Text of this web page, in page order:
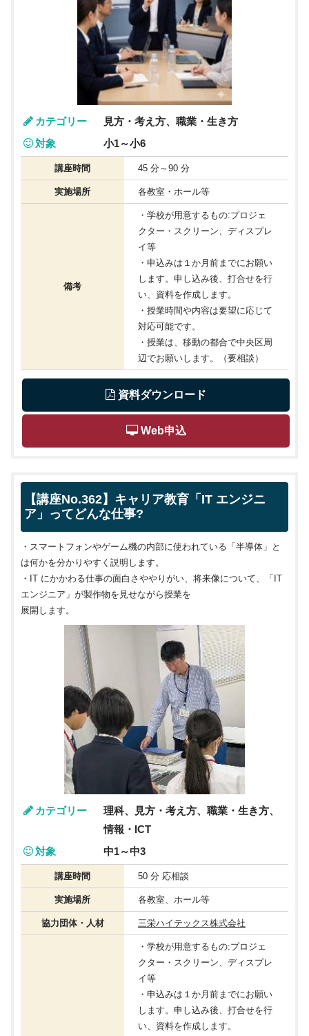
カテゴリー
見方・考え方、職業・生き方
対象
小1～小6
講座時間 45 分～90 分
実施場所 各教室・ホール等
備考
・学校が用意するもの:プロジェ
クター・スクリーン、ディスプレ
イ等
・申込みは１か月前までにお願い
します。申し込み後、打合せを行
い、資料を作成します。
・授業時間や内容は要望に応じて
対応可能です。
・授業は、移動の都合で中央区周
辺でお願いします。（要相談）
資料ダウンロード
Web申込
【講座No.362】キャリア教育「IT エンジニ
ア」ってどんな仕事?
・スマートフォンやゲーム機の内部に使われている「半導体」と
は何かを分かりやすく説明します。
・IT にかかわる仕事の面白さややりがい、将来像について、「IT
エンジニア」が製作物を見せながら授業を
展開します。
カテゴリー
理科、見方・考え方、職業・生き方、
情報・ICT
対象
中1～中3
講座時間 50 分 応相談
実施場所 各教室、ホール等
協力団体・人材 三栄ハイテックス株式会社
・学校が用意するもの:プロジェ
クター・スクリーン、ディスプレ
イ等
・申込みは１か月前までにお願い
します。申し込み後、打合せを行
い、資料を作成します。